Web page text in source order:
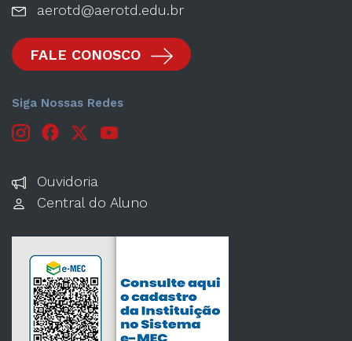
aerotd@aerotd.edu.br
FALE CONOSCO
Siga Nossas Redes
Ouvidoria
Central do Aluno